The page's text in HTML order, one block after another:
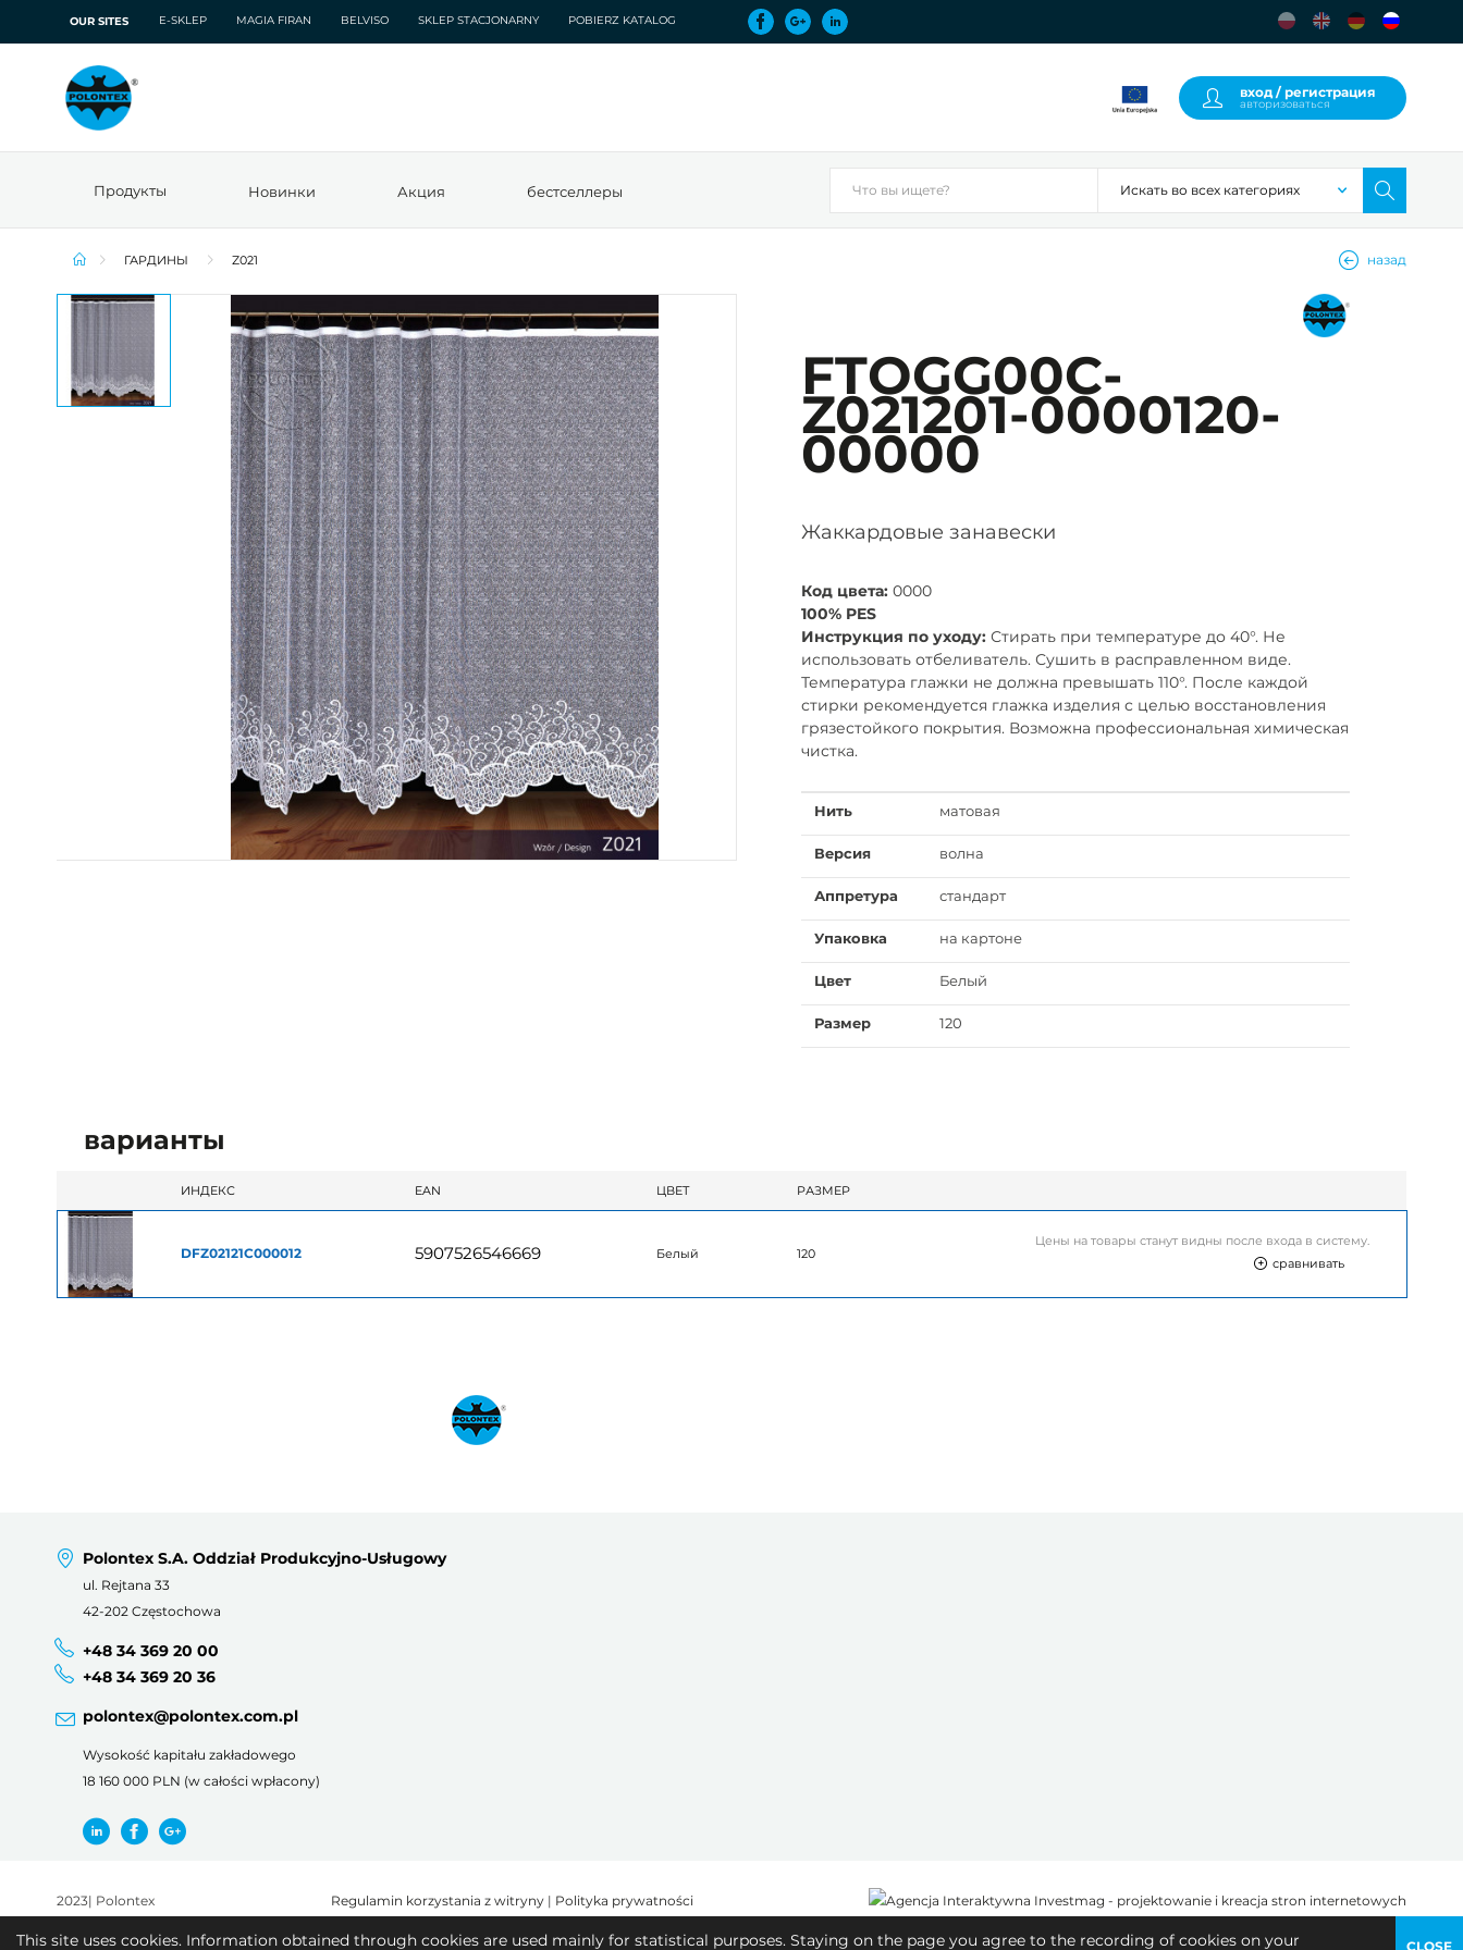
This site uses cookies. Information obtained through cookies are used mainly for statistical purposes. Staying on the page you agree to the recording of cookies on your CLOSE
OUR SITES E-SKLEP MAGIA FIRAN BELVISO SKLEP STACJONARNY POBIERZ KATALOG
вход / регистрация
авторизоваться
Продукты Новинки Акция бестселлеры
ГАРДИНЫ Z021 назад
FTOGG00C-
Z021201-0000120-
00000
Жаккардовые занавески
Код цвета: 0000
100% PES
Инструкция по уходу: Стирать при температуре до 40°. Не
использовать отбеливатель. Сушить в расправленном виде.
Температура глажки не должна превышать 110°. После каждой
стирки рекомендуется глажка изделия с целью восстановления
грязестойкого покрытия. Возможна профессиональная химическая
чистка.
Нить матовая
Версия волна
Аппретура стандарт
Упаковка на картоне
Цвет Белый
Размер 120
варианты
ИНДЕКС EAN ЦВЕТ РАЗМЕР
DFZ02121C000012 5907526546669 Белый 120
Цены на товары станут видны после входа в систему.
сравнивать
Polontex S.A. Oddział Produkcyjno-Usługowy
ul. Rejtana 33
42-202 Częstochowa
+48 34 369 20 00
+48 34 369 20 36
polontex@polontex.com.pl
Wysokość kapitału zakładowego
18 160 000 PLN (w całości wpłacony)
2023| Polontex Regulamin korzystania z witryny| Polityka prywatności